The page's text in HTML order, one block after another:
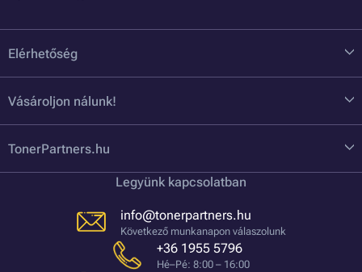
Elérhetőség
Vásároljon nálunk!
TonerPartners.hu
Legyünk kapcsolatban
info@tonerpartners.hu
Következő munkanapon válaszolunk
+36 1955 5796
Hé–Pé: 8:00 – 16:00